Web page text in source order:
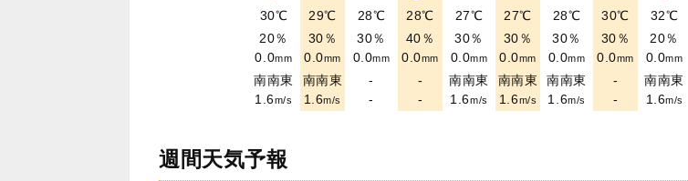
30℃
20％
0.0mm
南南東
1.6m/s
29℃
30％
0.0mm
南南東
1.6m/s
28℃
30％
0.0mm
-
-
28℃
40％
0.0mm
-
-
27℃
30％
0.0mm
南南東
1.6m/s
27℃
30％
0.0mm
南南東
1.6m/s
28℃
30％
0.0mm
南南東
1.6m/s
30℃
30％
0.0mm
-
-
32℃
20％
0.0mm
南南東
1.6m/s
週間天気予報